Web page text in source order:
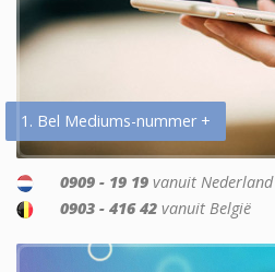
1. Bel Mediums-nummer +
0909 - 19 19 vanuit Nederland
0903 - 416 42 vanuit België